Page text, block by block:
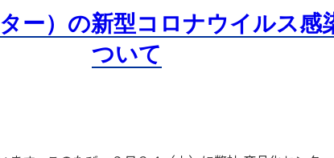
ー）の新型コロナウイルス感
ついて